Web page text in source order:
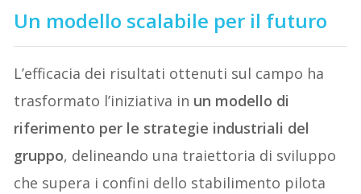
Un modello scalabile per il futuro
L’efficacia dei risultati ottenuti sul campo ha
trasformato l’iniziativa in un modello di
riferimento per le strategie industriali del
gruppo, delineando una traiettoria di sviluppo
che supera i confini dello stabilimento pilota